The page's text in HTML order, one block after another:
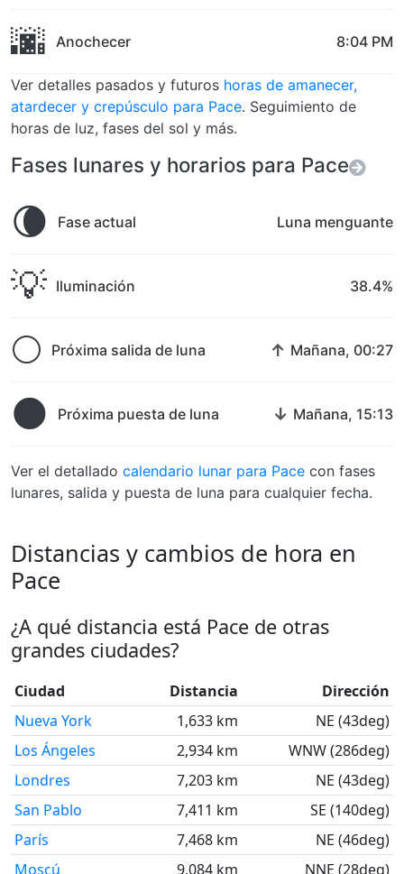
🌆 Anochecer 8:04 PM
Ver detalles pasados y futuros horas de amanecer,
atardecer y crepúsculo para Pace. Seguimiento de
horas de luz, fases del sol y más.
Fases lunares y horarios para Pace
🌘 Fase actual Luna menguante
💡 Iluminación 38.4%
🌕 Próxima salida de luna ↑ Mañana, 00:27
🌑 Próxima puesta de luna ↓ Mañana, 15:13
Ver el detallado calendario lunar para Pace con fases
lunares, salida y puesta de luna para cualquier fecha.
Distancias y cambios de hora en
Pace
¿A qué distancia está Pace de otras
grandes ciudades?
Ciudad Distancia
Dirección
Nueva York
1,633 km
NE (43deg)
Los Ángeles
2,934 km
WNW (286deg)
Londres
7,203 km
NE (43deg)
San Pablo
7,411 km
SE (140deg)
París
7,468 km
NE (46deg)
Moscú
9,084 km NNE (28deg)